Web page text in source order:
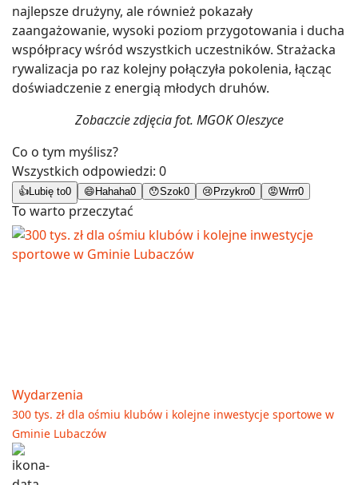
najlepsze drużyny, ale również pokazały
zaangażowanie, wysoki poziom przygotowania i ducha
współpracy wśród wszystkich uczestników. Strażacka
rywalizacja po raz kolejny połączyła pokolenia, łącząc
doświadczenie z energią młodych druhów.
Zobaczcie zdjęcia fot. MGOK Oleszyce
Co o tym myślisz?
Wszystkich odpowiedzi: 0
👍 Lubię to0 😄 Hahaha0 😯Szok0 😢 Przykro0 😡Wrrr0
To warto przeczytać
Wydarzenia
300 tys. zł dla ośmiu klubów i kolejne inwestycje sportowe w
Gminie Lubaczów